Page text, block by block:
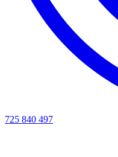
725 840 497